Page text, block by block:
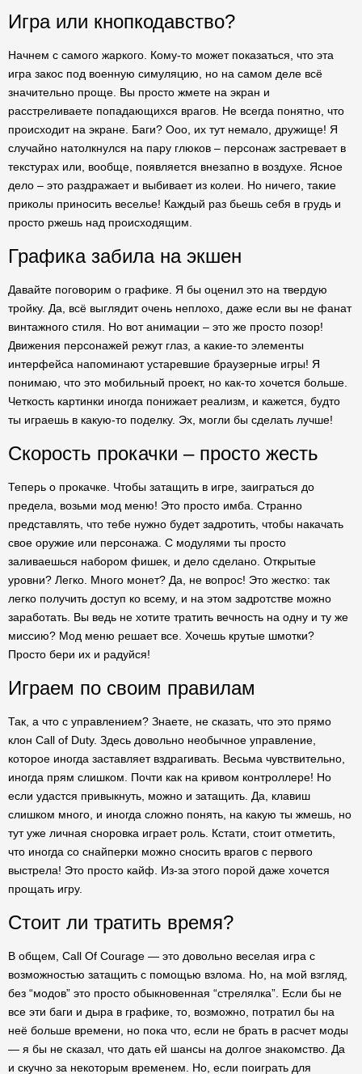
Игра или кнопкодавство?
Начнем с самого жаркого. Кому-то может показаться, что эта
игра закос под военную симуляцию, но на самом деле всё
значительно проще. Вы просто жмете на экран и
расстреливаете попадающихся врагов. Не всегда понятно, что
происходит на экране. Баги? Ооо, их тут немало, дружище! Я
случайно натолкнулся на пару глюков – персонаж застревает в
текстурах или, вообще, появляется внезапно в воздухе. Ясное
дело – это раздражает и выбивает из колеи. Но ничего, такие
приколы приносить веселье! Каждый раз бьешь себя в грудь и
просто ржешь над происходящим.
Графика забила на экшен
Давайте поговорим о графике. Я бы оценил это на твердую
тройку. Да, всё выглядит очень неплохо, даже если вы не фанат
винтажного стиля. Но вот анимации – это же просто позор!
Движения персонажей режут глаз, а какие-то элементы
интерфейса напоминают устаревшие браузерные игры! Я
понимаю, что это мобильный проект, но как-то хочется больше.
Четкость картинки иногда понижает реализм, и кажется, будто
ты играешь в какую-то поделку. Эх, могли бы сделать лучше!
Скорость прокачки – просто жесть
Теперь о прокачке. Чтобы затащить в игре, заиграться до
предела, возьми мод меню! Это просто имба. Странно
представлять, что тебе нужно будет задротить, чтобы накачать
свое оружие или персонажа. С модулями ты просто
заливаешься набором фишек, и дело сделано. Открытые
уровни? Легко. Много монет? Да, не вопрос! Это жестко: так
легко получить доступ ко всему, и на этом задротстве можно
заработать. Вы ведь не хотите тратить вечность на одну и ту же
миссию? Мод меню решает все. Хочешь крутые шмотки?
Просто бери их и радуйся!
Играем по своим правилам
Так, а что с управлением? Знаете, не сказать, что это прямо
клон Call of Duty. Здесь довольно необычное управление,
которое иногда заставляет вздрагивать. Весьма чувствительно,
иногда прям слишком. Почти как на кривом контроллере! Но
если удастся привыкнуть, можно и затащить. Да, клавиш
слишком много, и иногда сложно понять, на какую ты жмешь, но
тут уже личная сноровка играет роль. Кстати, стоит отметить,
что иногда со снайперки можно сносить врагов с первого
выстрела! Это просто кайф. Из-за этого порой даже хочется
прощать игру.
Стоит ли тратить время?
В общем, Call Of Courage — это довольно веселая игра с
возможностью затащить с помощью взлома. Но, на мой взгляд,
без “модов” это просто обыкновенная “стрелялка”. Если бы не
все эти баги и дыра в графике, то, возможно, потратил бы на
неё больше времени, но пока что, если не брать в расчет моды
— я бы не сказал, что дать ей шансы на долгое знакомство. Да
и скучно за некоторым временем. Но, если поиграть для